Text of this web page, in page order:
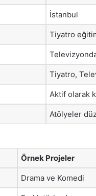
İstanbul
Tiyatro
Tiyatro,
Aktif olarak
Atölyeler
Örnek Projeler
Drama ve Komedi